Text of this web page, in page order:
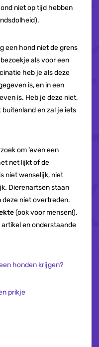
niet op tijd hebben
een hond niet de grens
als voor een
heb je als deze
is, en in een
is. Heb je deze niet,
en zal je iets
om ‘even een
net lijkt of de
niet wenselijk, niet
Dierenartsen staan
deze niet overtreden.
(ook voor mensen!),
en onderstaande
honden krijgen?
prikje